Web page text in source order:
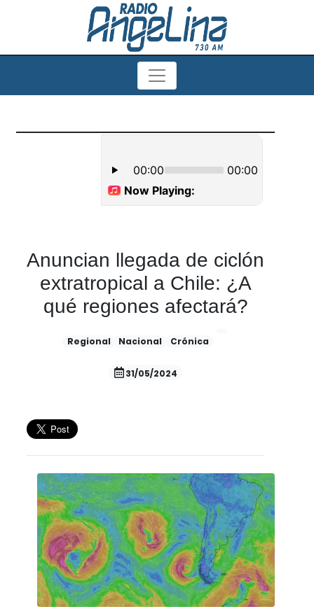
Anuncian llegada de ciclón
extratropical a Chile: ¿A
qué regiones afectará?
Regional Nacional Crónica
31/05/2024